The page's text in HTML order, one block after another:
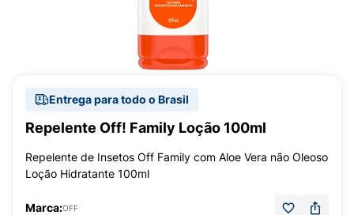
Entrega para todo o Brasil
Repelente Off! Family Loção 100ml
Repelente de Insetos Off Family com Aloe Vera não Oleoso
Loção Hidratante 100ml
Marca:OFF